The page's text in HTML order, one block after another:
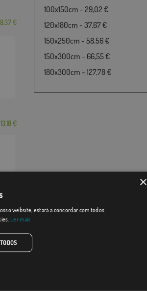
€
€
€
100x150cm - 29,02 €
120x180cm - 37,67 €
150x250cm - 58,56 €
150x300cm - 66,55 €
180x300cm - 127,78 €
×
website, estará a concordar com todos
Ler mais